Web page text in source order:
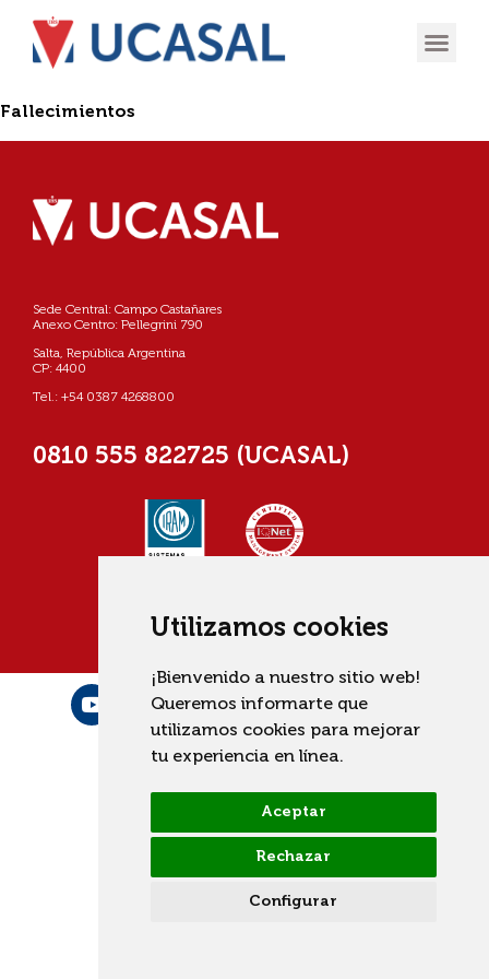
Utilizamos cookies
¡Bienvenido a nuestro sitio web!
Queremos informarte que
utilizamos cookies para mejorar
tu experiencia en línea.
Aceptar
Rechazar
Configurar
Fallecimientos
Sede Central: Campo Castañares
Anexo Centro: Pellegrini 790
Salta, República Argentina
CP: 4400
Tel.: +54 0387 4268800
0810 555 822725 (UCASAL)